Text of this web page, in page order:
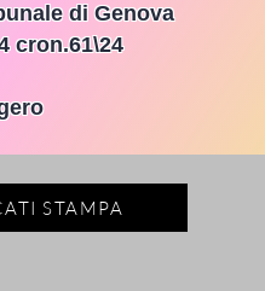
di Genova
cron.61\24
STAMPA